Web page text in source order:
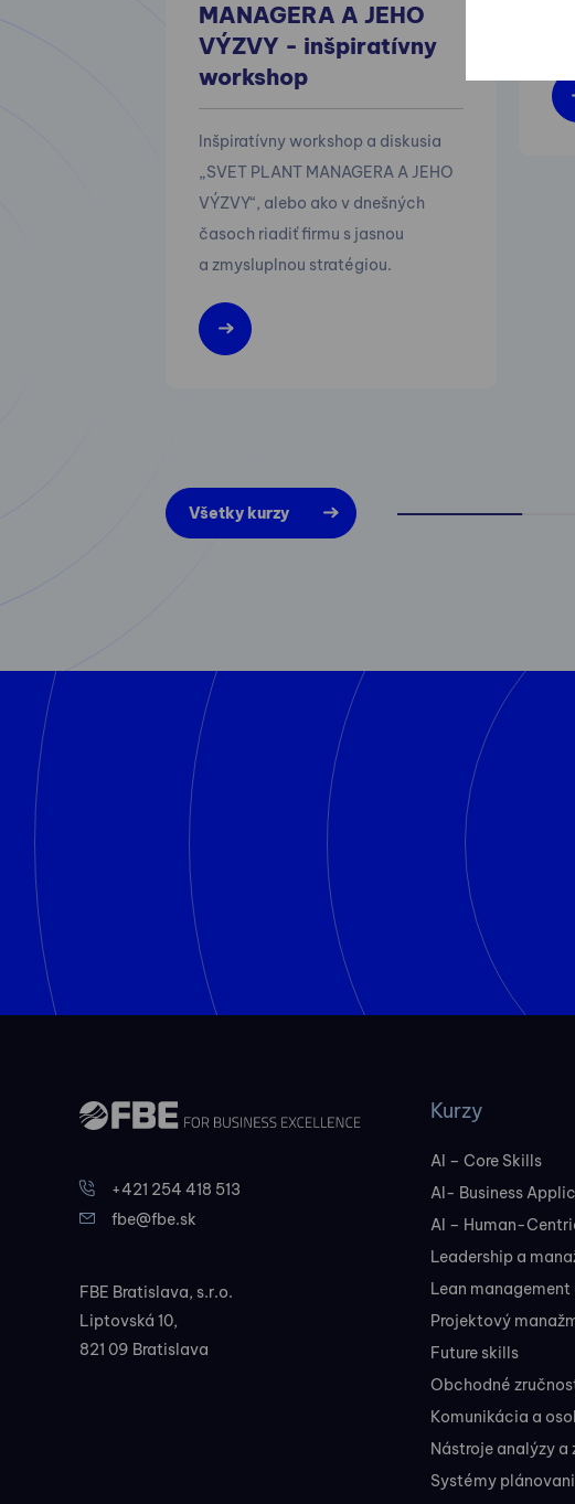
MANAGERA A JEHO
VÝZVY - inšpiratívny
workshop
Inšpiratívny workshop a diskusia
„SVET PLANT MANAGERA A JEHO
VÝZVY“, alebo ako v dnešných
časoch riadiť firmu s jasnou
a zmysluplnou stratégiou.
Všetky kurzy
+421 254 418 513
fbe@fbe.sk
FBE Bratislava, s.r.o.
Liptovská 10,
821 09 Bratislava
Kurzy
AI – Core Skills
AI- Business
AI – Human-
Leadership a
Lean management
Projektový
Future skills
Obchodné
Komunikácia a
Nástroje analýzy
Systémy